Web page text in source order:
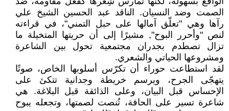
الصمت وضد النسيان. الناقد عبد الحسين الشيخ علي
رآها وهي "تعلّق آمالها على حبل التمني"، في قراءته
لنص "وأحرر البوح", مشيرًا إلى أن حريتها المتخيلة ما
تزال تصطدم بجدران مجتمعية تحول بين الشاعرة
ومشروعها الحياتي والشعري.
لقد استطاعت حوراء أن تكرّس أسلوبها الخاص، صوتًا
يتهجّى الجرح، ويرسم خريطة وجدانية تتكئ على
الإحساس قبل البيان، وعلى الذائقة قبل البلاغة. هي
شاعرة تسير على الحافة، تُنصت لصمتها، وتجعله يبوح